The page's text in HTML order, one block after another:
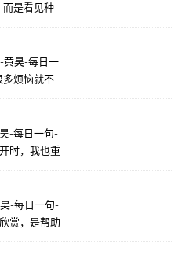
是看见种
昊-每日一
烦恼就不
-每日一句-
时，我也重
-每日一句-
赏，是帮助